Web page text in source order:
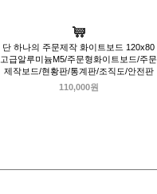
단 하나의 주문제작 화이트보드 120x80
고급알루미늄M5/주문형화이트보드/주문
제작보드/현황판/통계판/조직도/안전판
110,000원